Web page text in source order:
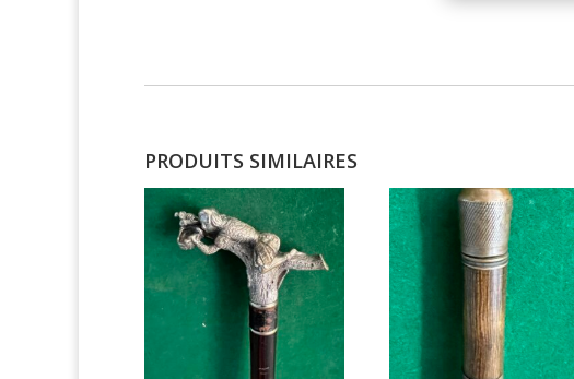
PRODUITS SIMILAIRES